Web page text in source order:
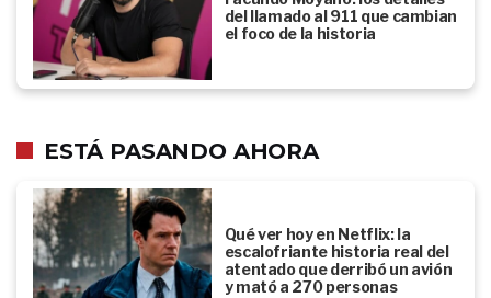
del llamado al 911 que cambian
el foco de la historia
ESTÁ PASANDO AHORA
Qué ver hoy en Netflix: la
escalofriante historia real del
atentado que derribó un avión
y mató a 270 personas